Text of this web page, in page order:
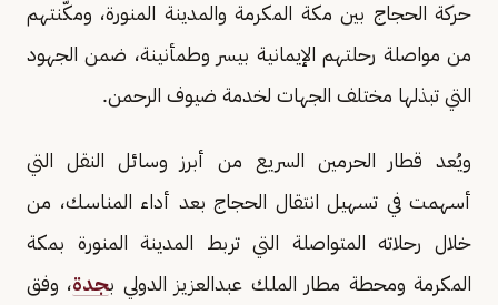
حركة الحجاج بين مكة المكرمة والمدينة المنورة، ومكّنتهم
من مواصلة رحلتهم الإيمانية بيسر وطمأنينة، ضمن الجهود
التي تبذلها مختلف الجهات لخدمة ضيوف الرحمن.
ويُعد قطار الحرمين السريع من أبرز وسائل النقل التي
أسهمت في تسهيل انتقال الحجاج بعد أداء المناسك، من
خلال رحلاته المتواصلة التي تربط المدينة المنورة بمكة
المكرمة ومحطة مطار الملك عبدالعزيز الدولي بجدة، وفق